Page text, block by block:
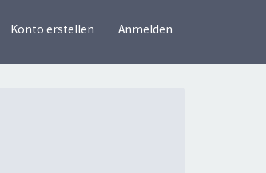
Konto erstellen Anmelden